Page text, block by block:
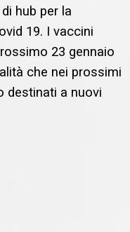
hub per la
19. I vaccini
23 gennaio
che nei prossimi
destinati a nuovi